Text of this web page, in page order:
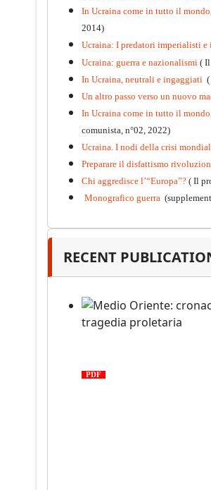
PDF n°10 - 2026
In Ucraina come in tutto il
2014)
Ucraina: I predatori imperialisti e
Ucraina: guerra e nazionalismi ( Il
In Ucraina, neutrali e ingaggiati
Un altro passo verso un nuovo
In Ucraina come in tutto il
comunista, n°02, 2022)
Ucraina. I nodi della crisi
Preparare il disfattismo
Chi aggredisce l’“Europa”? ( Il
Monografico guerra
RECENT
PDF